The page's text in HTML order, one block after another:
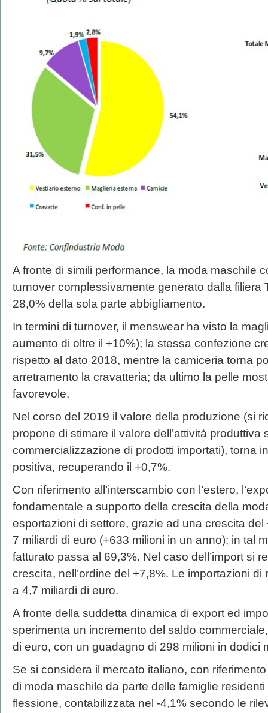
A fronte di simili performance, la moda maschile
turnover complessivamente generato dalla filiera
28,0% della sola parte abbigliamento.
In termini di turnover, il menswear ha visto la
aumento di oltre il +10%); la stessa confezione
rispetto al dato 2018, mentre la camiceria torna
arretramento la cravatteria; da ultimo la pelle
favorevole.
Nel corso del 2019 il valore della produzione (si
propone di stimare il valore dell’attività produttiva
commercializzazione di prodotti importati), torna
positiva, recuperando il +0,7%.
Con riferimento all’interscambio con l’estero,
fondamentale a supporto della crescita della
esportazioni di settore, grazie ad una crescita
7 miliardi di euro (+633 milioni in un anno); in tal
fatturato passa al 69,3%. Nel caso dell’import si
crescita, nell’ordine del +7,8%. Le importazioni
a 4,7 miliardi di euro.
A fronte della suddetta dinamica di export ed
sperimenta un incremento del saldo
di euro, con un guadagno di 298 milioni in dodici
Se si considera il mercato italiano, con
di moda maschile da parte delle famiglie
flessione, contabilizzata nel -4,1% secondo le